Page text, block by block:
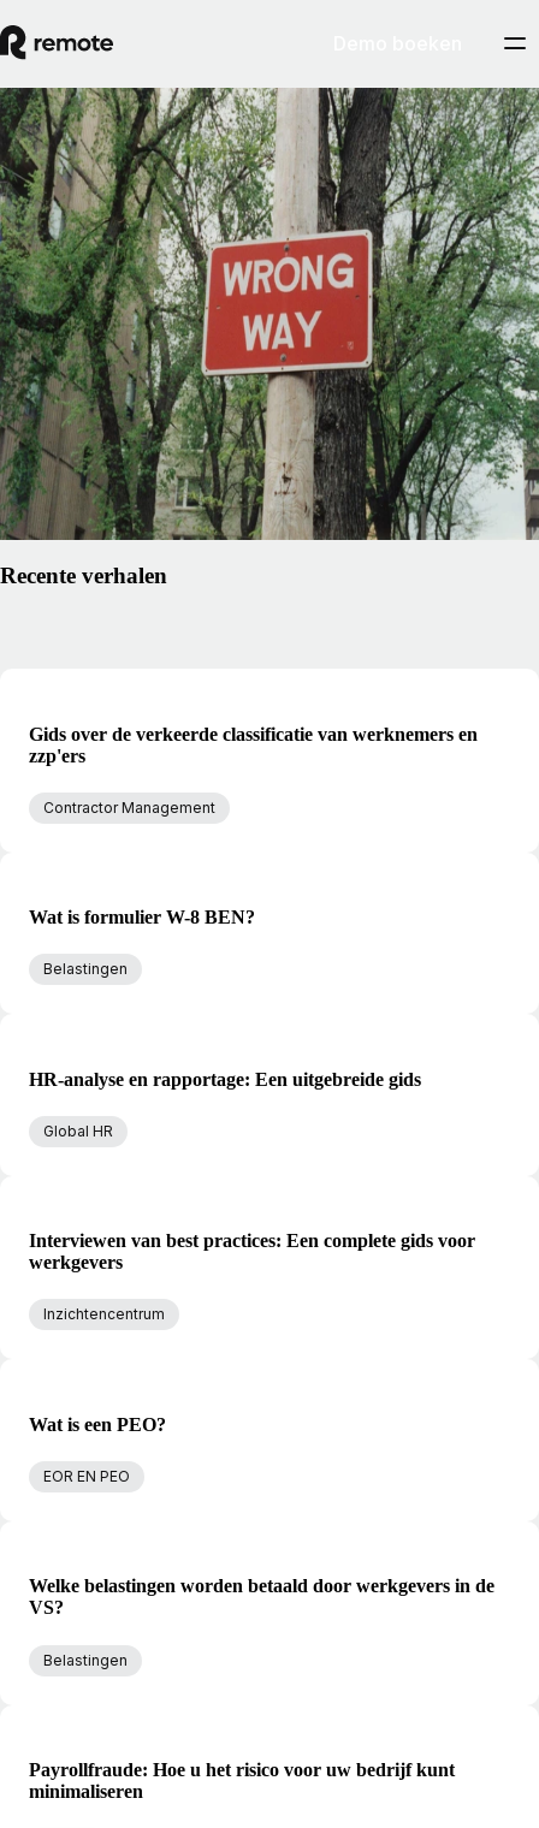
Contractor Management
Gids over de verkeerde classificatie van
werknemers en zzp'ers
Om verkeerde classificatie van werknemers te vermijden, is het
belangrijker wát je doet dan of je het opzettelijk doet. Behandel je een
teamlid als een werknemer, dan zien toezichthouders die persoon
uiteindelijk ook als een werknemer, ook al was het nooit je bedoeling
een dergelijke relatie tot stand te brengen.
ByPedro Barros
Artikel lezen
Recente verhalen
Gids over de verkeerde classificatie van werknemers en
zzp'ers
Contractor Management
Wat is formulier W-8 BEN?
Belastingen
HR-analyse en rapportage: Een uitgebreide gids
Global HR
Interviewen van best practices: Een complete gids voor
werkgevers
Inzichtencentrum
Wat is een PEO?
EOR EN PEO
Welke belastingen worden betaald door werkgevers in de
VS?
Belastingen
Payrollfraude: Hoe u het risico voor uw bedrijf kunt
minimaliseren